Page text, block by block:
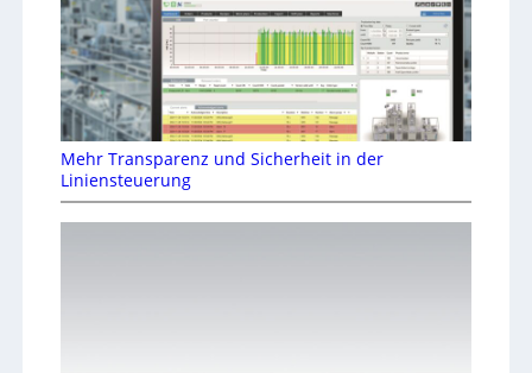
Mehr Transparenz und Sicherheit in der
Liniensteuerung